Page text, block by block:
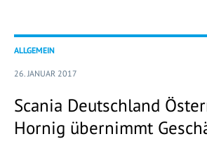
ALLGEMEIN
26. JANUAR 2017
Scania Deutschland
Hornig übernimmt